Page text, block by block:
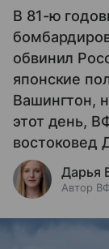
В 81-ю
обвинил
японские
Вашингтон,
этот день,
востоковед
Дарья
Автор